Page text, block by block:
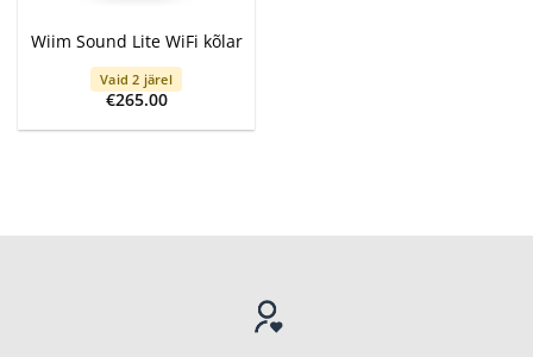
Wiim Sound Lite WiFi kõlar
Vaid 2 järel
€265.00